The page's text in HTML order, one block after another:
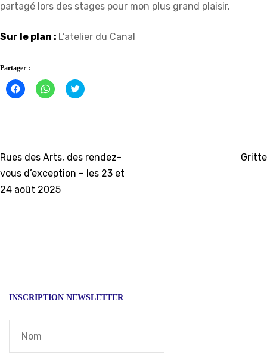
partagé lors des stages pour mon plus grand plaisir.
Sur le plan : L’atelier du Canal
Partager :
Cliquez
pour
Cliquez
pour
Click
to
Navigation
de
l’article
Rues des Arts, des rendez-
vous d’exception – les 23 et
24 août 2025
Gritte
INSCRIPTION NEWSLETTER